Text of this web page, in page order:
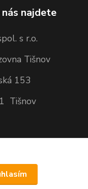
nás najdete
s r.o.
Tišnov
153
Tišnov